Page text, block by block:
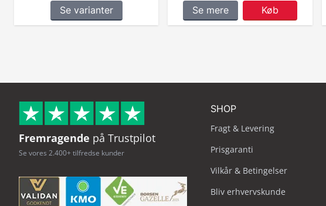
Se varianter Se mere Køb
Fremragende på Trustpilot
Se vores 2.400+ tilfredse kunder
SHOP
Fragt & Levering
Prisgaranti
Vilkår & Betingelser
Bliv erhvervskunde